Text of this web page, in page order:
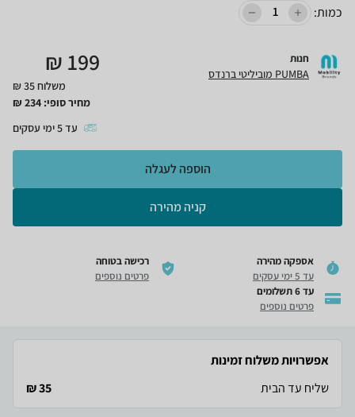
כמות:
חנות
PUMBA מוביליטי ברנדס 199
₪
משלוח 35 ₪
מחיר סופי: 234
₪
עד5ימי עסקים
קניה מהירה
הוספה לעגלה
אספקה מהירה
עד 5 ימי עסקים
רכישה בטוחה
פרטים נוספים
עד 6 תשלומים
פרטים נוספים
אפשרויות משלוח זמינות
שליח עד הבית
35 ₪